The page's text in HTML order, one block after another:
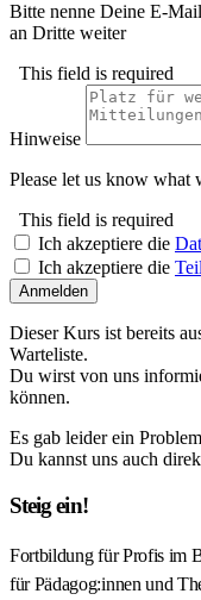
Bitte nenne Deine E-
an Dritte weiter
This field is required
Hinweise
Please let us know what
This field is required
Ich akzeptiere die
Ich akzeptiere die
Anmelden
Dieser Kurs ist bereits
Warteliste.
Du wirst von uns
können.
Es gab leider ein
Du kannst uns auch
Steig ein!
Fortbildung für Profis im
für Pädagog:innen und